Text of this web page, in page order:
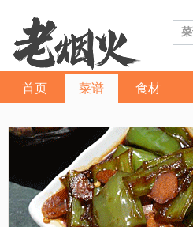
首页 菜谱 食材